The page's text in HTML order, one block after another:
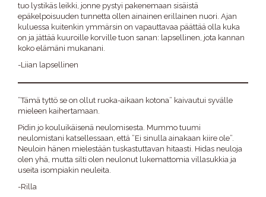
tuo lystikäs leikki, jonne pystyi pakenemaan sisäistä
epäkelpoisuuden tunnetta ollen ainainen erillainen nuori. Ajan
kuluessa kuitenkin ymmärsin on vapauttavaa päättää olla kuka
on ja jättää kuuroille korville tuon sanan: lapsellinen, jota kannan
koko elämäni mukanani.
-Liian lapsellinen
”Tämä tyttö se on ollut ruoka-aikaan kotona” kaivautui syvälle
mieleen kaihertamaan.
Pidin jo kouluikäisenä neulomisesta. Mummo tuumi
neulomistani katsellessaan, että ”Ei sinulla ainakaan kiire ole”.
Neuloin hänen mielestään tuskastuttavan hitaasti. Hidas neuloja
olen yhä, mutta silti olen neulonut lukemattomia villasukkia ja
useita isompiakin neuleita.
-Rilla